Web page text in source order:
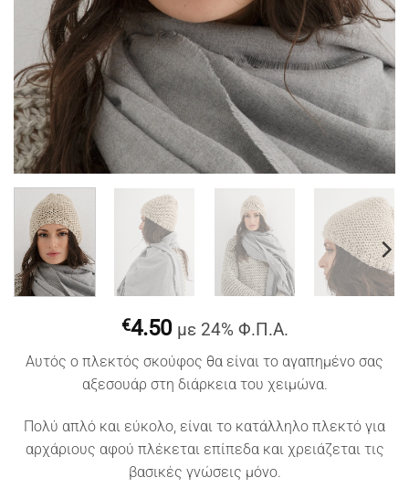
€4.50 με 24% Φ.Π.Α.
Αυτός ο πλεκτός σκούφος θα είναι το αγαπημένο σας
αξεσουάρ στη διάρκεια του χειμώνα.
Πολύ απλό και εύκολο, είναι το κατάλληλο πλεκτό για
αρχάριους αφού πλέκεται επίπεδα και χρειάζεται τις
βασικές γνώσεις μόνο.